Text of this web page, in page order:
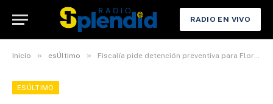
RADIO EN VIVO
Inicio » esÚltimo » Fiscalía pide detención preventiva para Flores, que enfrenta seis procesos por corrupción
ESÚLTIMO